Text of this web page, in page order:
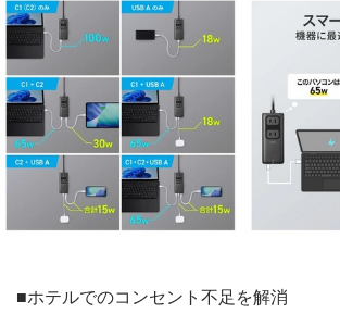
■ホテルでのコンセント不足を解消